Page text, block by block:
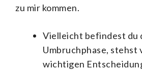
zu mir kommen.
Vielleicht befindest du
Umbruchphase, stehst
wichtigen